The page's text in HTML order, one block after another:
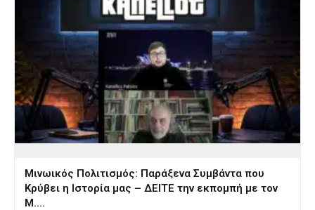
Μινωικός Πολιτισμός: Παράξενα Συμβάντα που
Κρύβει η Ιστορία μας – ΔΕΙΤΕ την εκπομπή με τον
Μ.…